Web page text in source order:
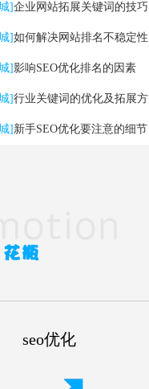
]企业网站拓展关键词的技巧
]如何解决网站排名不稳定性
]影响SEO优化排名的因素
]行业关键词的优化及拓展方
]新手SEO优化要注意的细节
seo优化